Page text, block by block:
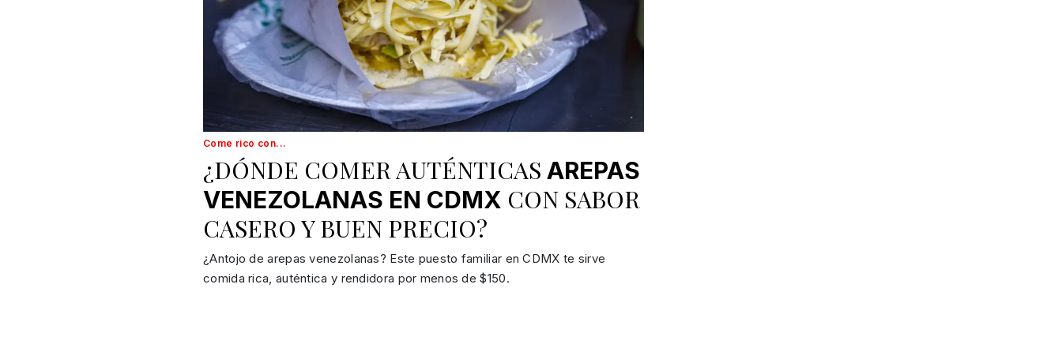
Come rico con...
¿DÓNDE COMER AUTÉNTICAS AREPAS
VENEZOLANAS EN CDMX CON SABOR
CASERO Y BUEN PRECIO?
¿Antojo de arepas venezolanas? Este puesto familiar en CDMX te sirve
comida rica, auténtica y rendidora por menos de $150.